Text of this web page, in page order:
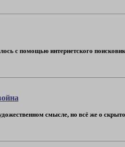
с помощью интернетского
смысле, но всё же о